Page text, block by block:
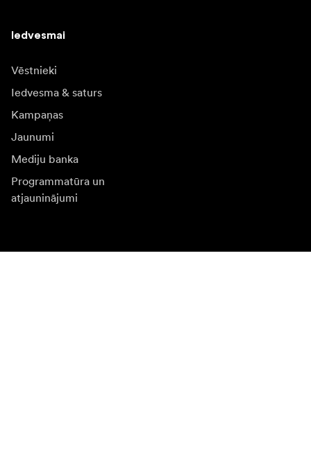
Iedvesmai
Vēstnieki
Iedvesma & saturs
Kampaņas
Jaunumi
Mediju banka
Programmatūra un
atjauninājumi